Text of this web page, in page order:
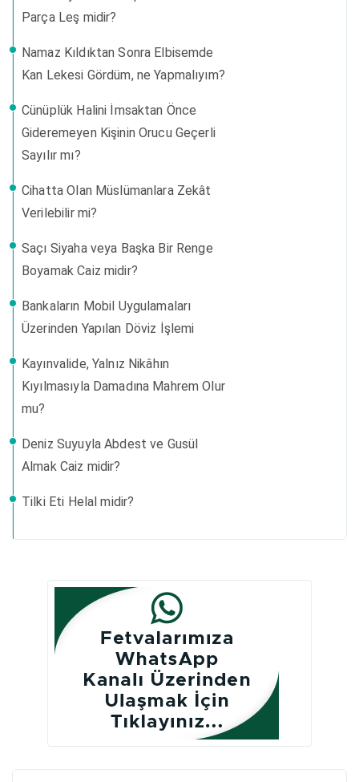
Parça Leş midir?
Namaz Kıldıktan Sonra Elbisemde
Kan Lekesi Gördüm, ne Yapmalıyım?
Cünüplük Halini İmsaktan Önce
Gideremeyen Kişinin Orucu Geçerli
Sayılır mı?
Cihatta Olan Müslümanlara Zekât
Verilebilir mi?
Saçı Siyaha veya Başka Bir Renge
Boyamak Caiz midir?
Bankaların Mobil Uygulamaları
Üzerinden Yapılan Döviz İşlemi
Kayınvalide, Yalnız Nikâhın
Kıyılmasıyla Damadına Mahrem Olur
mu?
Deniz Suyuyla Abdest ve Gusül
Almak Caiz midir?
Tilki Eti Helal midir?